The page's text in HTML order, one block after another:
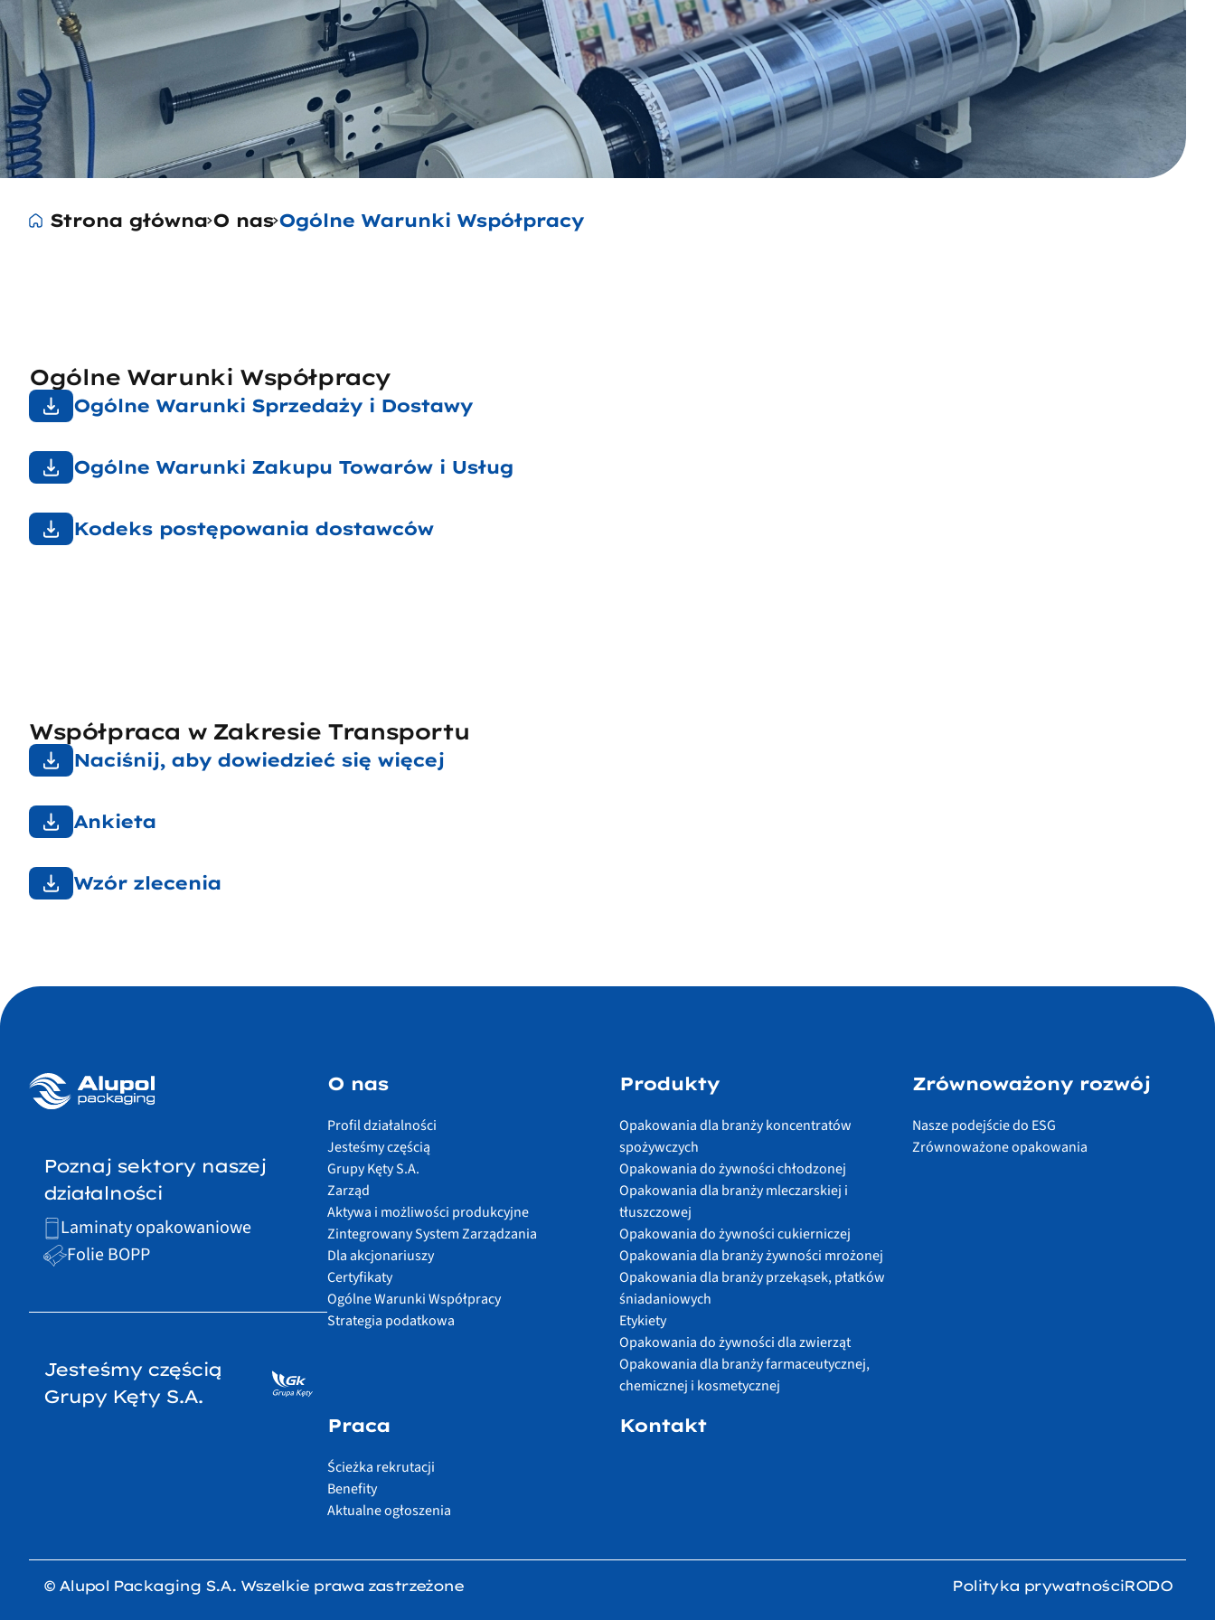
Strona główna O nas Ogólne Warunki Współpracy
Ogólne Warunki Współpracy
Ogólne Warunki Sprzedaży i Dostawy
Ogólne Warunki Zakupu Towarów i Usług
Kodeks postępowania dostawców
Współpraca w Zakresie Transportu
Naciśnij, aby dowiedzieć się więcej
Ankieta
Wzór zlecenia
Poznaj sektory naszej
działalności
Laminaty opakowaniowe
Folie BOPP
Jesteśmy częścią
Grupy Kęty S.A.
O nas
Profil działalności
Jesteśmy częścią
Grupy Kęty S.A.
Zarząd
Aktywa i możliwości produkcyjne
Zintegrowany System Zarządzania
Dla akcjonariuszy
Certyfikaty
Ogólne Warunki Współpracy
Strategia podatkowa
Produkty
Opakowania dla branży koncentratów
spożywczych
Opakowania do żywności chłodzonej
Opakowania dla branży mleczarskiej i
tłuszczowej
Opakowania do żywności cukierniczej
Opakowania dla branży żywności mrożonej
Opakowania dla branży przekąsek, płatków
śniadaniowych
Etykiety
Opakowania do żywności dla zwierząt
Opakowania dla branży farmaceutycznej,
chemicznej i kosmetycznej
Zrównoważony rozwój
Nasze podejście do ESG
Zrównoważone opakowania
Praca
Ścieżka rekrutacji
Benefity
Aktualne ogłoszenia
Kontakt
© Alupol Packaging S.A. Wszelkie prawa zastrzeżone Polityka prywatnościRODO